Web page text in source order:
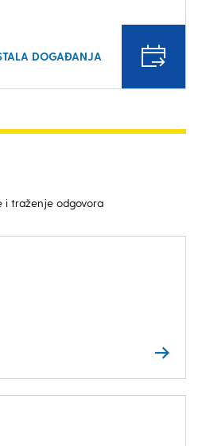
DOGAĐANJA
i traženje odgovora